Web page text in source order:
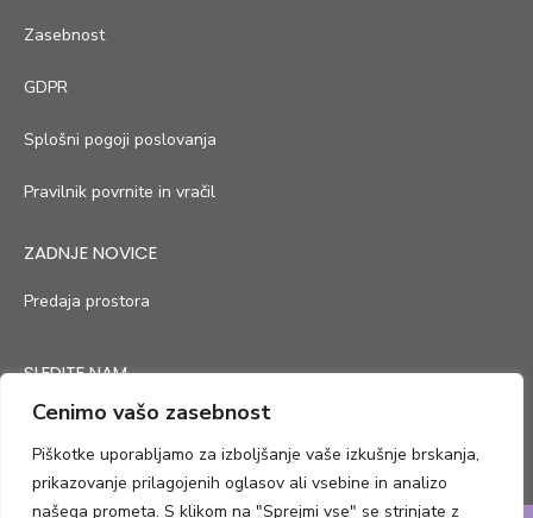
Cenimo vašo zasebnost
Piškotke uporabljamo za izboljšanje vaše izkušnje brskanja,
prikazovanje prilagojenih oglasov ali vsebine in analizo
našega prometa. S klikom na "Sprejmi vse" se strinjate z
Zasebnost
GDPR
Splošni pogoji poslovanja
Pravilnik povrnite in vračil
ZADNJE NOVICE
Predaja prostora
SLEDITE NAM